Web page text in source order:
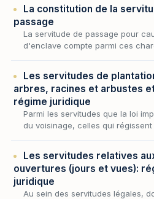
des…
La constitution de la
passage
La servitude de passage pour
d'enclave compte parmi ces
d'accès suffisant…
Les servitudes de
arbres, racines et arbustes
régime juridique
Parmi les servitudes que la loi
du voisinage, celles qui régissent
autre,…
Les servitudes relatives
ouvertures (jours et vues):
juridique
Au sein des servitudes légales,